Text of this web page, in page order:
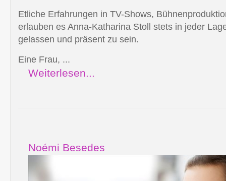
Etliche Erfahrungen in TV-Shows,
erlauben es Anna-Katharina Stoll stets in jeder
gelassen und präsent zu sein.
Eine Frau, ...
Weiterlesen...
Noémi Besedes